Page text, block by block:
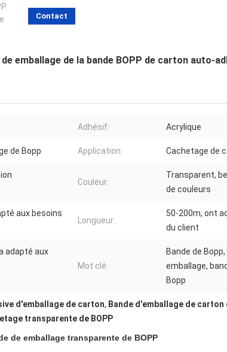
Contact
emballage de la bande BOPP de carton auto-
Adhésif: Acrylique
de Bopp Application: Cachetage de
Couleur:
Transparent,
de couleurs
aux besoins
Longueur:
50-200m, ont
du client
adapté aux
Mot clé:
Bande de
emballage,
Bopp
d'emballage de carton, Bande d'emballage de carton
transparente de BOPP
de emballage transparente de BOPP